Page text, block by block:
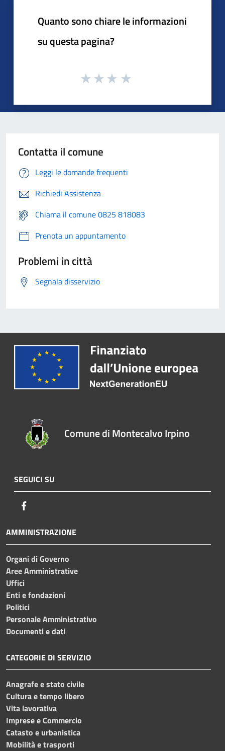
Quanto sono chiare le informazioni
su questa pagina?
Contatta il comune
Leggi le domande frequenti
Richiedi Assistenza
Chiama il comune 0825 818083
Prenota un appuntamento
Problemi in città
Segnala disservizio
Comune di Montecalvo Irpino
SEGUICI SU
AMMINISTRAZIONE
Organi di Governo
Aree Amministrative
Uffici
Enti e fondazioni
Politici
Personale Amministrativo
Documenti e dati
CATEGORIE DI SERVIZIO
Anagrafe e stato civile
Cultura e tempo libero
Vita lavorativa
Imprese e Commercio
Catasto e urbanistica
Mobilità e trasporti